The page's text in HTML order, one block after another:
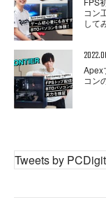
コン
して
Apex
コン
Tweets by